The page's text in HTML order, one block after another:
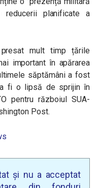
reducerii planificate a
mult timp țările
important în apărarea
săptămâni a fost
fi o lipsă de sprijin în
pentru războiul SUA-
Post.
și nu a acceptat